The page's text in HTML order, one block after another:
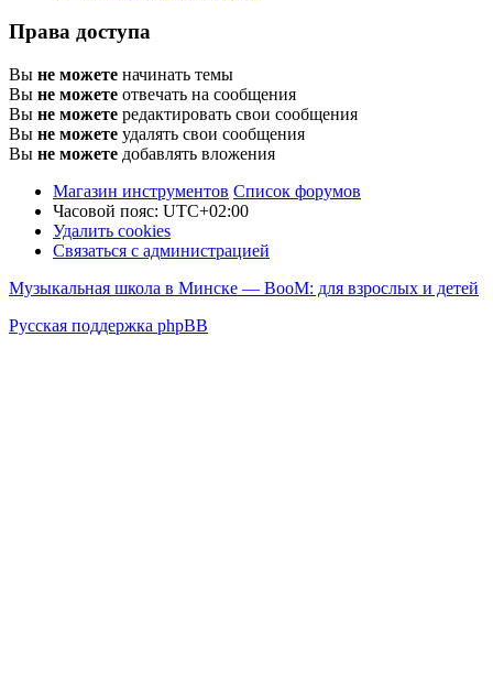
Права доступа
Вы не можете начинать темы
Вы не можете отвечать на сообщения
Вы не можете редактировать свои сообщения
Вы не можете удалять свои сообщения
Вы не можете добавлять вложения
Магазин инструментов Список форумов
Часовой пояс: UTC+02:00
Удалить cookies
Связаться с администрацией
Музыкальная школа в Минске — BooM: для взрослых и детей
Русская поддержка phpBB